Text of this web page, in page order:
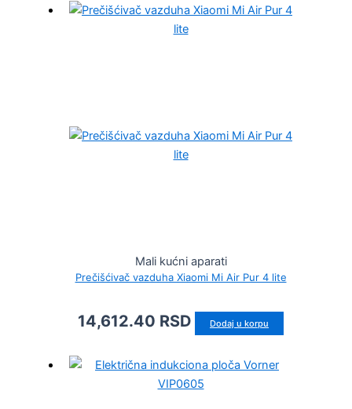
Mali kućni aparati
Prečišćivač vazduha Xiaomi Mi Air Pur 4 lite
14,612.40 RSD Dodaj u korpu